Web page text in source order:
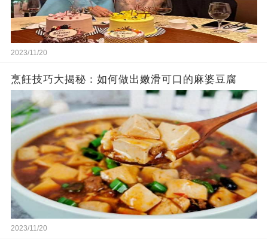
2023/11/20
烹飪技巧大揭秘：如何做出嫩滑可口的麻婆豆腐
2023/11/20